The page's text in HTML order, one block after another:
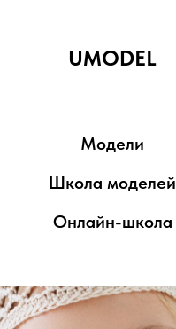
UMODEL
Модели
Школа моделей
Онлайн-школа